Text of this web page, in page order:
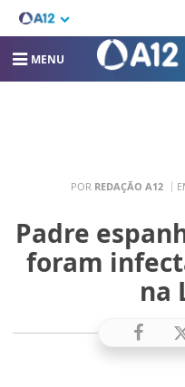
MENU
POR REDAÇÃO A12
Padre
foram
na